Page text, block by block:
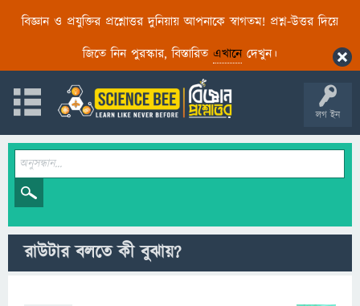
বিজ্ঞান ও প্রযুক্তির প্রশ্নোত্তর দুনিয়ায় আপনাকে স্বাগতম! প্রশ্ন-উত্তর দিয়ে
জিতে নিন পুরস্কার, বিস্তারিত এখানেদেখুন।
লগ ইন
রাউটার বলতে কী বুঝায়?